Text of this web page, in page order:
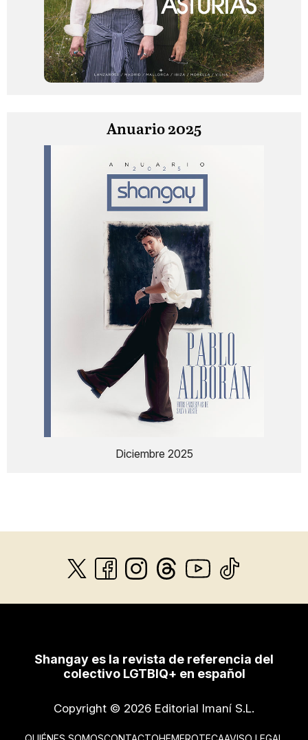
Anuario 2025
Diciembre 2025
Shangay es la revista de referencia del
colectivo LGTBIQ+ en español
Copyright © 2026 Editorial Imaní S.L.